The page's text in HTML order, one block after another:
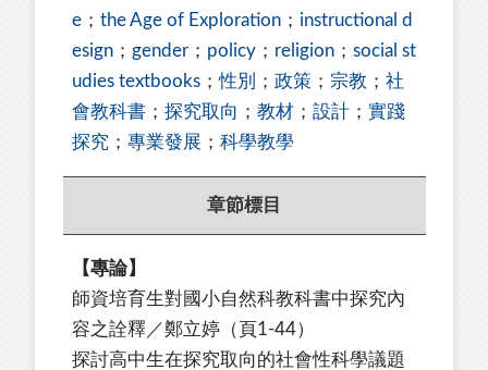
e ； the Age of Exploration ； instructional d
esign ； gender ； policy ； religion ； social st
udies textbooks ；性別 ； 政策 ； 宗教 ； 社
會教科書 ； 探究取向 ； 教材 ； 設計 ； 實踐
探究 ； 專業發展 ； 科學教學
章節標目
【專論】
師資培育生對國小自然科教科書中探究內
容之詮釋／鄭立婷（頁1-44）
探討高中生在探究取向的社會性科學議題